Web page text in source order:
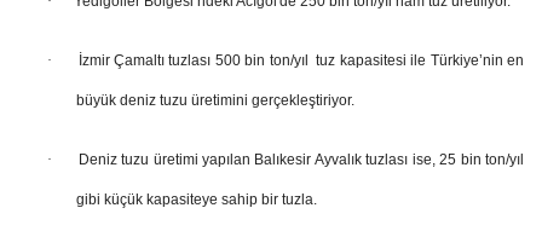
· İzmir Çamaltı tuzlası 500 bin ton/yıl tuz kapasitesi ile Türkiye’nin en
büyük deniz tuzu üretimini gerçekleştiriyor.
· Deniz tuzu üretimi yapılan Balıkesir Ayvalık tuzlası ise, 25 bin ton/yıl
gibi küçük kapasiteye sahip bir tuzla.